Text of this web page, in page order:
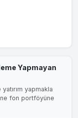
Yapmayan
yapmakla
fon portföyüne